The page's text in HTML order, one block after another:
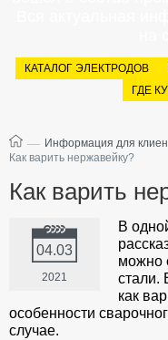
КАТАЛОГ ЭЛЕКТРОДОВ
ГДЕ
— Информация для
Как варить нержавейку?
Как варить
04.03
2021
В
можно
стали.
как
особенности
случае.